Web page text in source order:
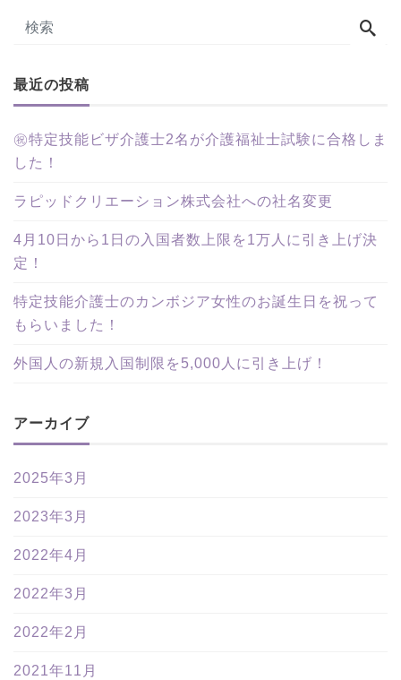
最近の投稿
㊗特定技能ビザ介護士2名が介護福祉士試験に合格しま
した！
ラピッドクリエーション株式会社への社名変更
4月10日から1日の入国者数上限を1万人に引き上げ決
定！
特定技能介護士のカンボジア女性のお誕生日を祝って
もらいました！
外国人の新規入国制限を5,000人に引き上げ！
アーカイブ
2025年3月
2023年3月
2022年4月
2022年3月
2022年2月
2021年11月